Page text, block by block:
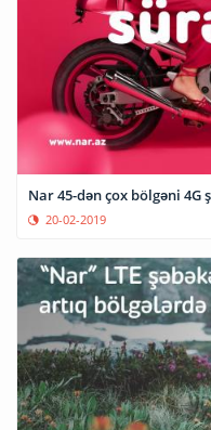
Nar 45-dən çox bölgəni 4G
20-02-2019